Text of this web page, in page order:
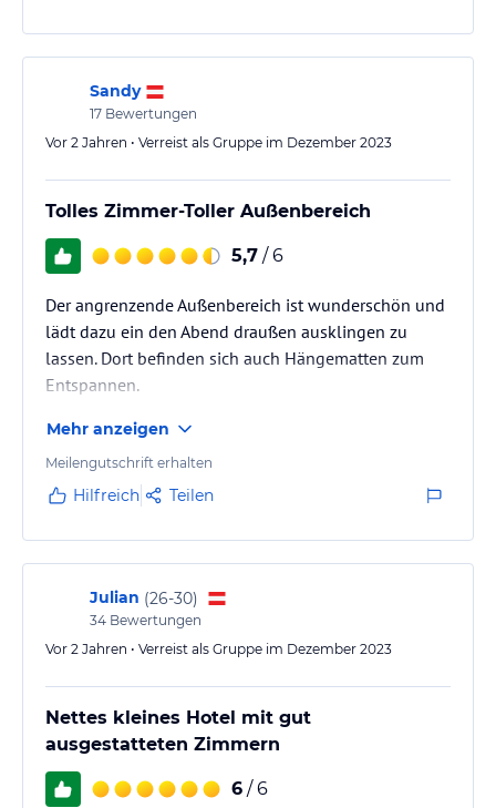
Sandy
17 Bewertungen
Vor 2 Jahren • Verreist als Gruppe im Dezember 2023
Tolles Zimmer-Toller Außenbereich
5,7 / 6
Der angrenzende Außenbereich ist wunderschön und
lädt dazu ein den Abend draußen ausklingen zu
lassen. Dort befinden sich auch Hängematten zum
Entspannen.
Mehr anzeigen
Meilengutschrift erhalten
Hilfreich Teilen
Julian (26-30)
34 Bewertungen
Vor 2 Jahren • Verreist als Gruppe im Dezember 2023
Nettes kleines Hotel mit gut
ausgestatteten Zimmern
6 / 6